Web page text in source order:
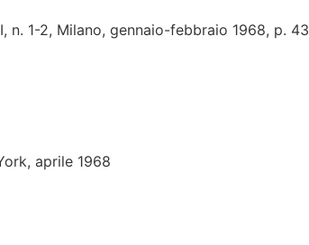
n. 1-2, Milano, gennaio-febbraio 1968, p. 43
aprile 1968